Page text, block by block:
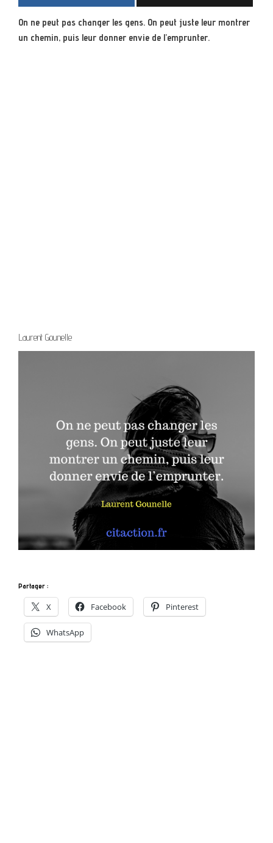
On ne peut pas changer les gens. On peut juste leur montrer
un chemin, puis leur donner envie de l’emprunter.
Laurent Gounelle
Partager :
X Facebook Pinterest
WhatsApp